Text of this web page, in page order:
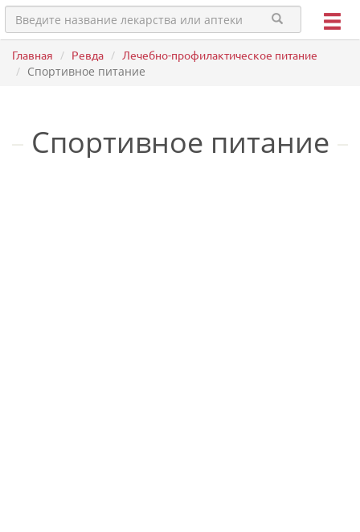
Главная Ревда Лечебно-профилактическое питание
Спортивное питание
Спортивное питание